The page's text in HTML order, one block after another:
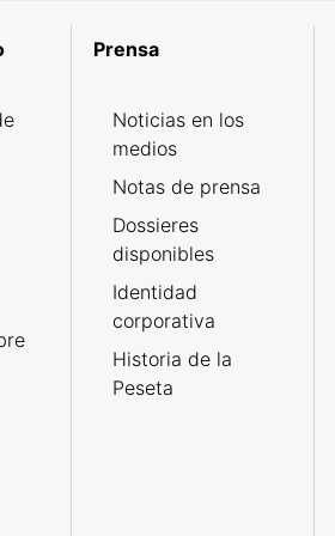
Prensa
Noticias en los
medios
Notas de prensa
Dossieres
disponibles
Identidad
corporativa
Historia de la
Peseta